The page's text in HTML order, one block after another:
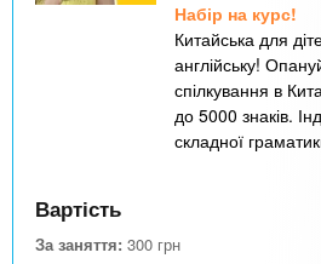
Набір на курс!
Китайська для
англійську!
спілкування в
до 5000 знаків.
складної
Вартість
За заняття: 300 грн